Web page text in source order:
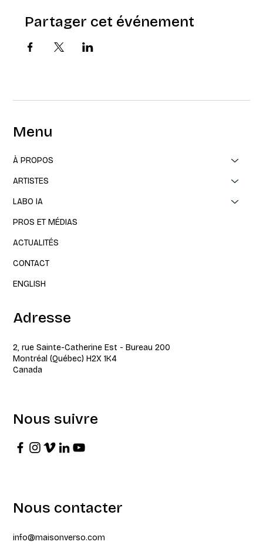
Partager cet événement
Menu
À PROPOS
ARTISTES
LABO IA
PROS ET MÉDIAS
ACTUALITÉS
CONTACT
ENGLISH
Adresse
2, rue Sainte-Catherine Est - Bureau 200
Montréal (Québec) H2X 1K4
Canada
Nous suivre
Nous contacter
info@maisonverso.com